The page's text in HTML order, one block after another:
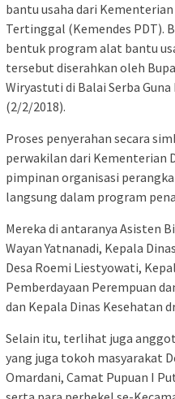
bantu usaha dari
Tertinggal (Kemendes PDT).
bentuk program alat bantu
tersebut diserahkan oleh
Wiryastuti di Balai Serba
(2/2/2018).
Proses penyerahan secara
perwakilan dari Kementerian
pimpinan organisasi
langsung dalam program
Mereka di antaranya Asisten
Wayan Yatnanadi, Kepala
Desa Roemi Liestyowati,
Pemberdayaan Perempuan
dan Kepala Dinas Kesehatan
Selain itu, terlihat juga
yang juga tokoh masyarakat
Omardani, Camat Pupuan I